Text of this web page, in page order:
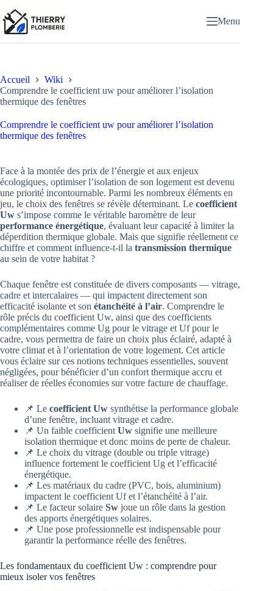
au
contenu
Menu
Accueil
Wiki
Comprendre le coefficient uw pour améliorer l’isolation
thermique des fenêtres
Comprendre le coefficient uw pour améliorer l’isolation
thermique des fenêtres
Face à la montée des prix de l’énergie et aux enjeux
écologiques, optimiser l’isolation de son logement est devenu
une priorité incontournable. Parmi les nombreux éléments en
jeu, le choix des fenêtres se révèle déterminant. Le coefficient
Uw s’impose comme le véritable baromètre de leur
performance énergétique, évaluant leur capacité à limiter la
déperdition thermique globale. Mais que signifie réellement ce
chiffre et comment influence-t-il la transmission thermique
au sein de votre habitat ?
Chaque fenêtre est constituée de divers composants — vitrage,
cadre et intercalaires — qui impactent directement son
efficacité isolante et son étanchéité à l’air. Comprendre le
rôle précis du coefficient Uw, ainsi que des coefficients
complémentaires comme Ug pour le vitrage et Uf pour le
cadre, vous permettra de faire un choix plus éclairé, adapté à
votre climat et à l’orientation de votre logement. Cet article
vous éclaire sur ces notions techniques essentielles, souvent
négligées, pour bénéficier d’un confort thermique accru et
réaliser de réelles économies sur votre facture de chauffage.
📌 Le coefficient Uw synthétise la performance globale
d’une fenêtre, incluant vitrage et cadre.
📌 Un faible coefficient Uw signifie une meilleure
isolation thermique et donc moins de perte de chaleur.
📌 Le choix du vitrage (double ou triple vitrage)
influence fortement le coefficient Ug et l’efficacité
énergétique.
📌 Les matériaux du cadre (PVC, bois, aluminium)
impactent le coefficient Uf et l’étanchéité à l’air.
📌 Le facteur solaire Sw joue un rôle dans la gestion
des apports énergétiques solaires.
📌 Une pose professionnelle est indispensable pour
garantir la performance réelle des fenêtres.
Les fondamentaux du coefficient Uw : comprendre pour
mieux isoler vos fenêtres